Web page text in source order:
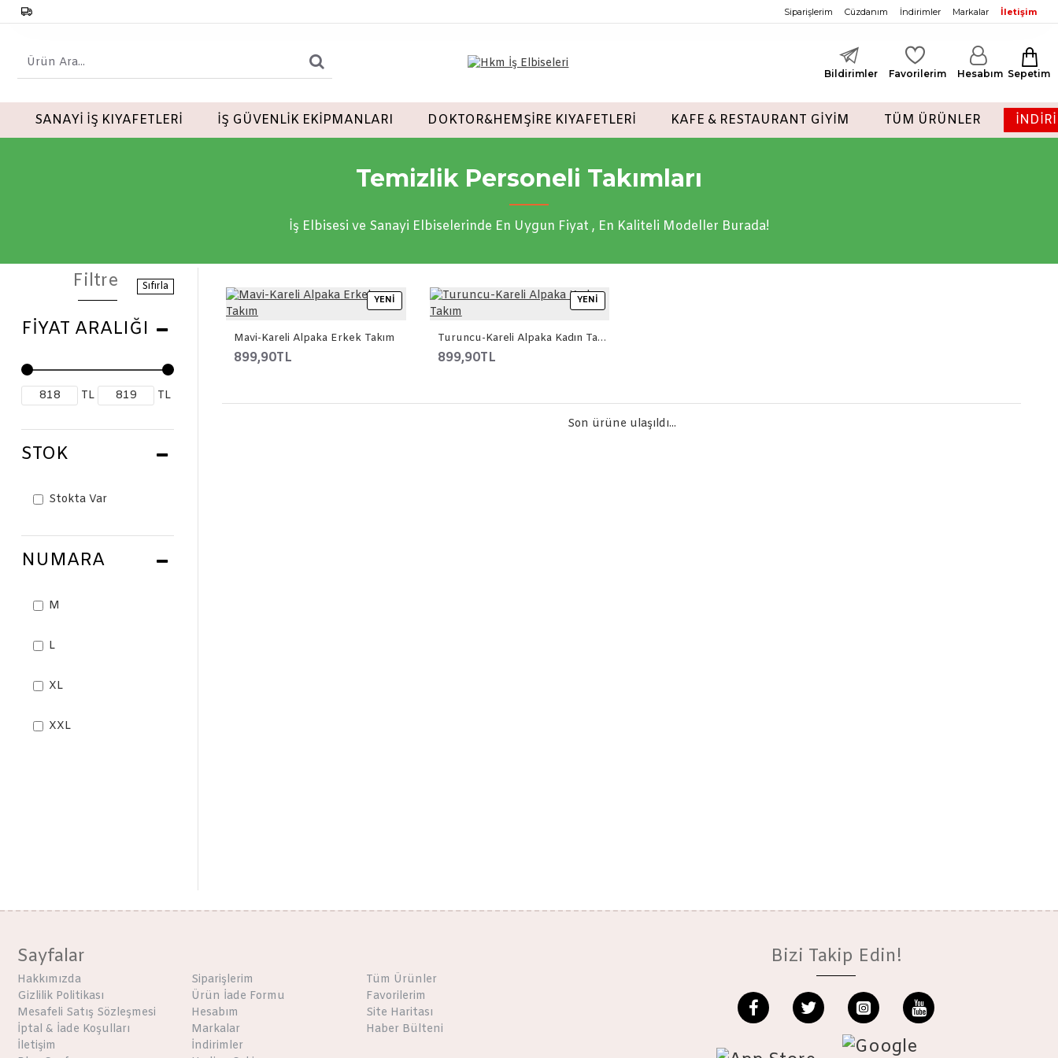
Siparişlerim Cüzdanım İndirimler Markalar İletişim
Bildirimler Favorilerim Hesabım Sepetim
SANAYİ İŞ KIYAFETLERİ İŞ GÜVENLİK EKİPMANLARI DOKTOR&HEMŞİRE KIYAFETLERİ KAFE & RESTAURANT GİYİM TÜM ÜRÜNLER
Temizlik Personeli Takımları
İş Elbisesi ve Sanayi Elbiselerinde En Uygun Fiyat , En Kaliteli Modeller Burada!
Filtre Sıfırla
FIYAT ARALIĞI
TL TL
NUMARA
M
L
XL
XXL
STOK
Stokta Var
YENI
Mavi-Kareli Alpaka Erkek Takım
899,90TL
YENI
Turuncu-Kareli Alpaka Kadın Takım
899,90TL
Son ürüne ulaşıldı...
Sayfalar
Hakkımızda
Gizlilik Politikası
Mesafeli Satış Sözleşmesi
İptal & İade Koşulları
İletişim
Siparişlerim
Ürün İade Formu
Hesabım
Markalar
İndirimler
Tüm Ürünler
Favorilerim
Site Haritası
Haber Bülteni
Bizi Takip Edin!